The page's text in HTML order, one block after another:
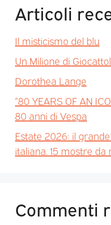
Articoli
Il misticismo del blu
Un Milione di
Dorothea Lange
“80 YEARS OF AN
80 anni di Vespa
Estate 2026: il
italiana. 15 mostre
Commenti